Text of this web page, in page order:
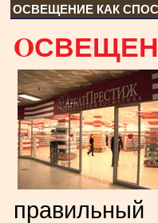
OСВЕЩЕНИЕ КАК
правильный